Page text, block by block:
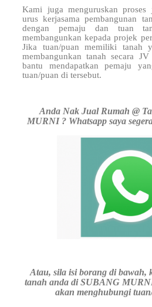
Kami juga menguruskan
urus kerjasama pembangunan
dengan pemaju dan tuan
membangunkan kepada projek
Jika tuan/puan memiliki tanah
membangunkan tanah secara
bantu mendapatkan pemaju
tuan/puan ditersebut.
Anda Nak Jual Rumah @
MURNI ? Whatsapp saya
Atau, sila isi borang di bawah,
tanah anda di SUBANG
akan menghubungi